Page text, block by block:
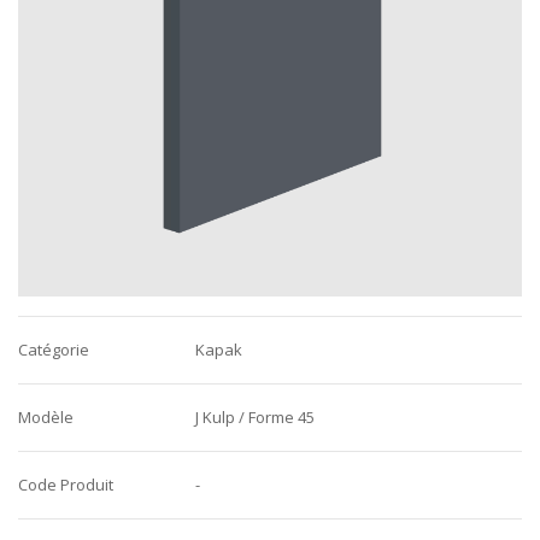
Catégorie Kapak
Modèle J Kulp / Forme 45
Code Produit -